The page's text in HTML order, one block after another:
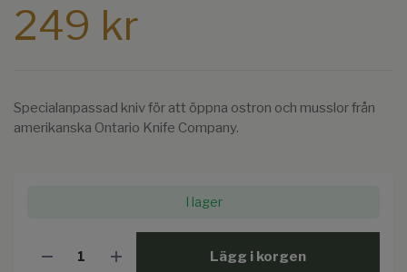
249 kr
Specialanpassad kniv för att öppna ostron och musslor från
amerikanska Ontario Knife Company.
I lager
Lägg i korgen